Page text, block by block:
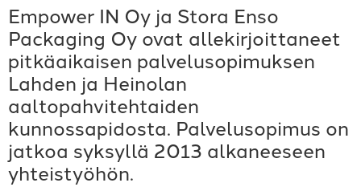
Empower IN Oy ja Stora Enso
Packaging Oy ovat allekirjoittaneet
pitkäaikaisen palvelusopimuksen
Lahden ja Heinolan
aaltopahvitehtaiden
kunnossapidosta. Palvelusopimus on
jatkoa syksyllä 2013 alkaneeseen
yhteistyöhön.